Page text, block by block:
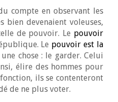
compte en observant les
bien devenaient voleuses,
de pouvoir. Le pouvoir
Le pouvoir est la
chose : le garder. Celui
élire des hommes pour
ils se contenteront
de ne plus voter.